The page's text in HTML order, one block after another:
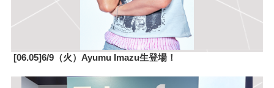
[06.05]6/9（火）Ayumu Imazu生登場！